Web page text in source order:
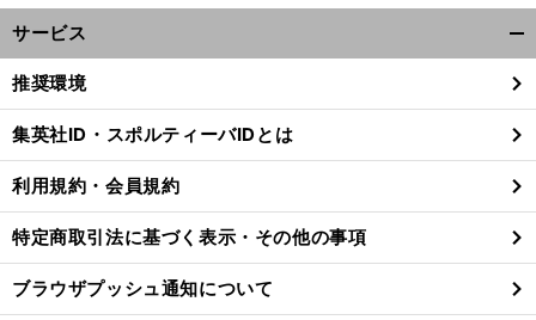
サービス
閉
る
推奨環境
集英社ID・スポルティーバIDとは
利用規約・会員規約
特定商取引法に基づく表示・その他の事項
ブラウザプッシュ通知について